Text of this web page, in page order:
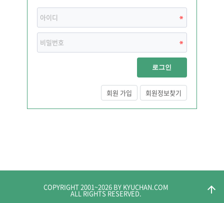
로그인
회원 가입 회원정보찾기
arrow_upward
COPYRIGHT 2001~2026 BY KYUCHAN.COM
ALL RIGHTS RESERVED.